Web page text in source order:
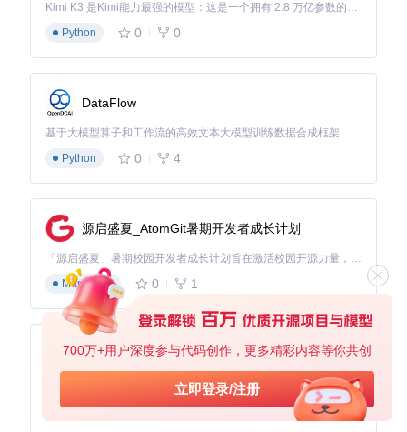
700万+用户深度参与代码创作，更多精彩内容等你共创
立即登录/注册
Kimi K3 是Kimi能力最强的模型：这是一个拥有 2.8 万亿参数的混合专家（MoE）模型，具备原生视觉理解能力，并支持 100 万 token 的上下文窗口。
Python
0 0
DataFlow
基于大模型算子和工作流的高效文本大模型训练数据合成框架
Python
0 4
源启盛夏_AtomGit暑期开发者成长计划
「源启盛夏」暑期校园开发者成长计划旨在激活校园开源力量，通过积分激励、认证扶持、资源倾斜等形式，引导高校组织和开发者完成「入驻 — 建项目 — 做贡献 — 获认证 — 得资源」的完整闭环。无论你是想带领社团入驻平台的组织者，还是希望用代码贡献证明自己的开发者，都能在这里找到属于你的成长路径。
Markdown
0 1
py-xiaozhi
基于Python的Xiaozhi AI，适用于想要完整Xiaozhi体验而无需拥有专用硬件的用户。
Python
0 1